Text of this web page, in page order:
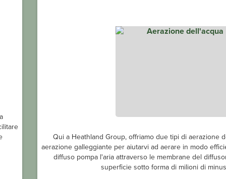
Qui a Heathland Group, offriamo due tipi di aerazione
aerazione galleggiante per aiutarvi ad aerare in modo
diffuso pompa l'aria attraverso le membrane del
superficie sotto forma di milioni di